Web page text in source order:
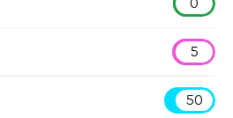
5
50